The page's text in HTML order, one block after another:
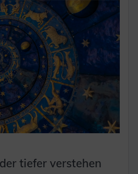
tiefer verstehen